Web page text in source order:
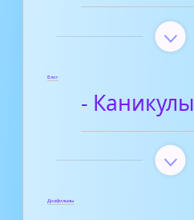
Блог
- Каникулы
Диафильмы